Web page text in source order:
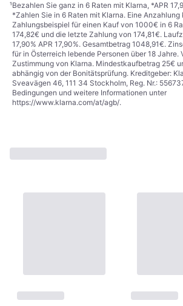
¹Bezahlen Sie ganz in 6 Raten mit Klarna, *APR
*Zahlen Sie in 6 Raten mit Klarna. Eine
Zahlungsbeispiel für einen Kauf von 1000€ in 6
174,82€ und die letzte Zahlung von 174,81€.
17,90% APR 17,90%. Gesamtbetrag 1048,91€.
für in Österreich lebende Personen über 18 Jahre.
Zustimmung von Klarna. Mindestkaufbetrag 25€
abhängig von der Bonitätsprüfung. Kreditgeber:
Sveavägen 46, 111 34 Stockholm, Reg. Nr.:
Bedingungen und weitere Informationen unter
https://www.klarna.com/at/agb/.